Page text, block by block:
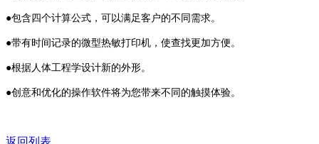
●包含四个计算公式，可以满足客户的不同需求。
●带有时间记录的微型热敏打印机，使查找更加方便。
●根据人体工程学设计新的外形。
●创意和优化的操作软件将为您带来不同的触摸体验。
返回列表